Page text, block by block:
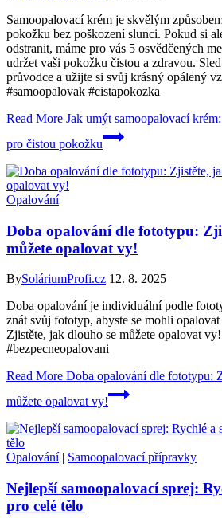
Samoopalovací krém je skvělým
pokožku bez poškození slunci. Pokud si
odstranit, máme pro vás 5 osvědčených
udržet vaši pokožku čistou a zdravou.
průvodce a užijte si svůj krásný opálený
#samoopalovak #cistapokozka
Read More Jak umýt samoopalovací
pro čistou pokožku
Opalování
Doba opalování dle fototypu:
můžete opalovat vy!
BySoláriumProfi.cz 12. 8. 2025
Doba opalování je individuální podle
znát svůj fototyp, abyste se mohli
Zjistěte, jak dlouho se můžete opalovat
#bezpecneopalovani
Read More Doba opalování dle fototypu:
můžete opalovat vy!
Opalování| Samoopalovací přípravky
Nejlepší samoopalovací sprej:
pro celé tělo